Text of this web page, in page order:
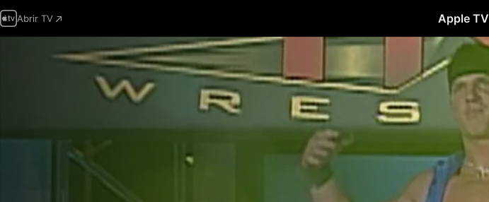
Abrir TV Apple TV